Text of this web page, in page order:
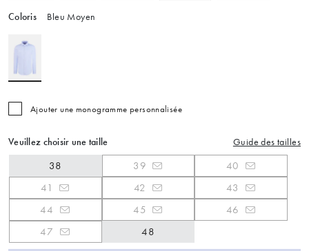
Coloris Bleu Moyen
Ajouter une monogramme personnalisée
Veuillez choisir une taille Guide des tailles
38 39
40
41
42
43
44
45
46
47
48